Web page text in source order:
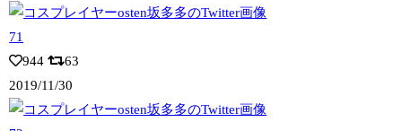
944
63
2019/11/30